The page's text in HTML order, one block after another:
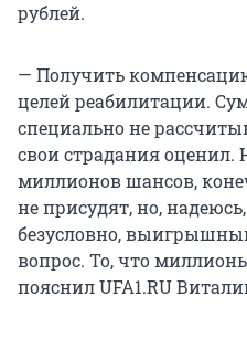
рублей.
— Получить
целей реабилитации.
специально не
свои страдания оценил.
миллионов шансов,
не присудят, но,
безусловно,
вопрос. То, что
пояснил UFA1.RU